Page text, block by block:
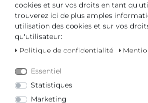
Question sur l'article
AJOUTER AU PANIER
cookies et sur vos droits en tant
trouverez ici de plus amples
utilisation des cookies et sur vos
qu'utilisateur:
Politique de confidentialité
Essentiel
Statistiques
Marketing